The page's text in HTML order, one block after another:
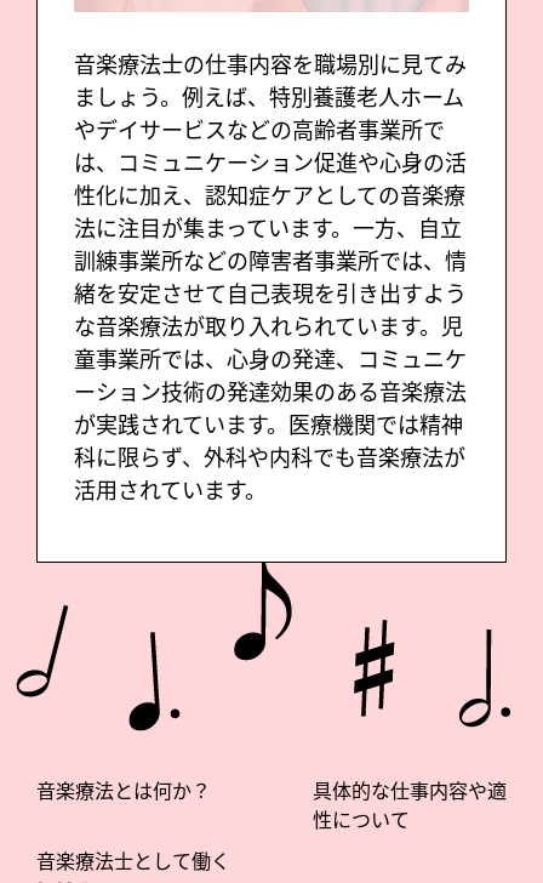
音楽療法士の仕事内容を職場別に見てみ
ましょう。例えば、特別養護老人ホーム
やデイサービスなどの高齢者事業所で
は、コミュニケーション促進や心身の活
性化に加え、認知症ケアとしての音楽療
法に注目が集まっています。一方、自立
訓練事業所などの障害者事業所では、情
緒を安定させて自己表現を引き出すよう
な音楽療法が取り入れられています。児
童事業所では、心身の発達、コミュニケ
ーション技術の発達効果のある音楽療法
が実践されています。医療機関では精神
科に限らず、外科や内科でも音楽療法が
活用されています。
音楽療法とは何か？
具体的な仕事内容や適
性について
音楽療法士として働く